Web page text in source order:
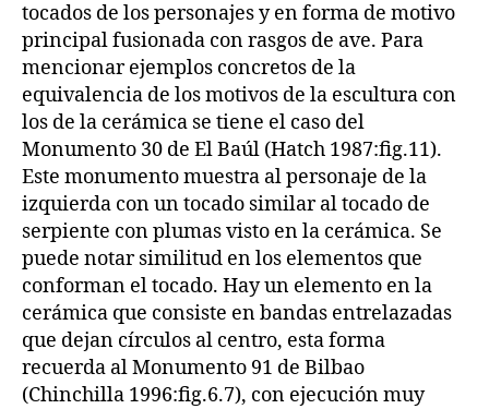
tocados de los personajes y en forma de motivo
principal fusionada con rasgos de ave. Para
mencionar ejemplos concretos de la
equivalencia de los motivos de la escultura con
los de la cerámica se tiene el caso del
Monumento 30 de El Baúl (Hatch 1987:fig.11).
Este monumento muestra al personaje de la
izquierda con un tocado similar al tocado de
serpiente con plumas visto en la cerámica. Se
puede notar similitud en los elementos que
conforman el tocado. Hay un elemento en la
cerámica que consiste en bandas entrelazadas
que dejan círculos al centro, esta forma
recuerda al Monumento 91 de Bilbao
(Chinchilla 1996:fig.6.7), con ejecución muy